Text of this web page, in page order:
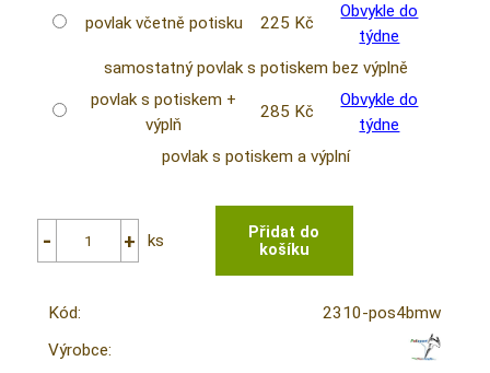
povlak včetně potisku 225 Kč
Obvykle do
týdne
samostatný povlak s potiskem bez výplně
povlak s potiskem +
výplň
285 Kč
Obvykle do
týdne
povlak s potiskem a výplní
ks
Kód:
2310-pos4bmw
Výrobce: